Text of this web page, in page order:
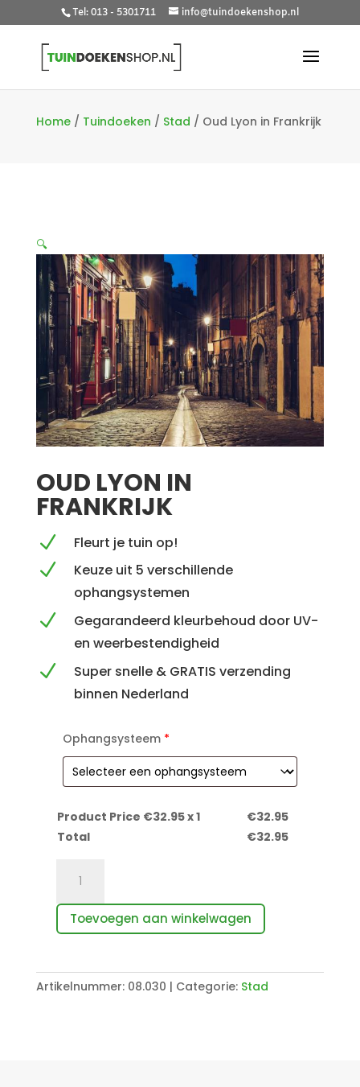
Tel: 013 - 5301711 info@tuindoekenshop.nl
Home/ Tuindoeken / Stad / Oud Lyon in Frankrijk
🔍
OUD LYON IN
FRANKRIJK
N Fleurt je tuin op!
N
Keuze uit 5 verschillende
ophangsystemen
N
Gegarandeerd kleurbehoud door UV-
en weerbestendigheid
N
Super snelle & GRATIS verzending
binnen Nederland
Ophangsysteem*
Product Price €32.95x 1 €32.95
Total
€32.95
Lyon
in
Frankrijk
Toevoegen aan winkelwagen
Artikelnummer: 08.030 Categorie: Stad